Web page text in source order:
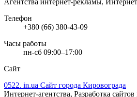
Телефон
+380 (66) 380-43-09
Часы работы
пн-сб 09:00–17:00
Сайт
0522. in.ua Сайт города Кировограда
Интернет-агентства, Разработка